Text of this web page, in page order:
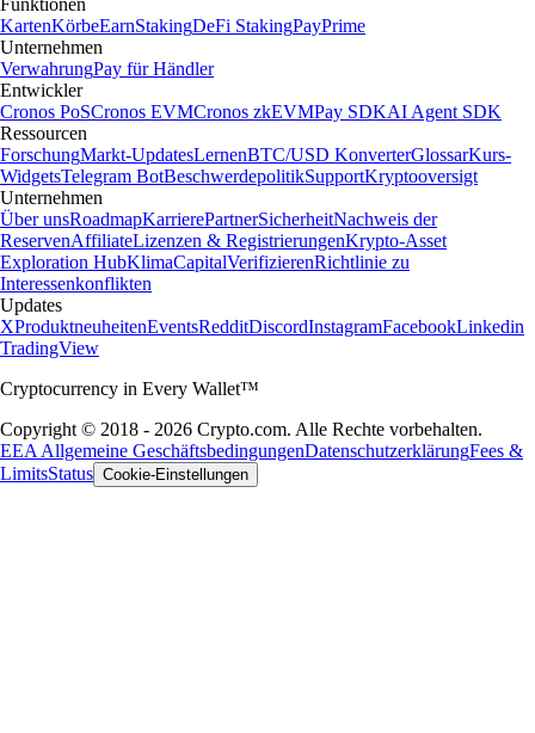
Funktionen
KartenKörbeEarnStakingDeFi StakingPayPrime
Unternehmen
VerwahrungPay für Händler
Entwickler
Cronos PoSCronos EVMCronos zkEVMPay SDKAI Agent SDK
Ressourcen
ForschungMarkt-UpdatesLernenBTC/USD KonverterGlossarKurs-
WidgetsTelegram BotBeschwerdepolitikSupportKryptooversigt
Unternehmen
Über unsRoadmapKarrierePartnerSicherheitNachweis der
ReservenAffiliateLizenzen & RegistrierungenKrypto-Asset
Exploration HubKlimaCapitalVerifizierenRichtlinie zu
Interessenkonflikten
Updates
XProduktneuheitenEventsRedditDiscordInstagramFacebookLinkedin
TradingView
Cryptocurrency in Every Wallet™
Copyright © 2018 - 2026 Crypto.com. Alle Rechte vorbehalten.
EEA Allgemeine GeschäftsbedingungenDatenschutzerklärungFees &
LimitsStatus Cookie-Einstellungen